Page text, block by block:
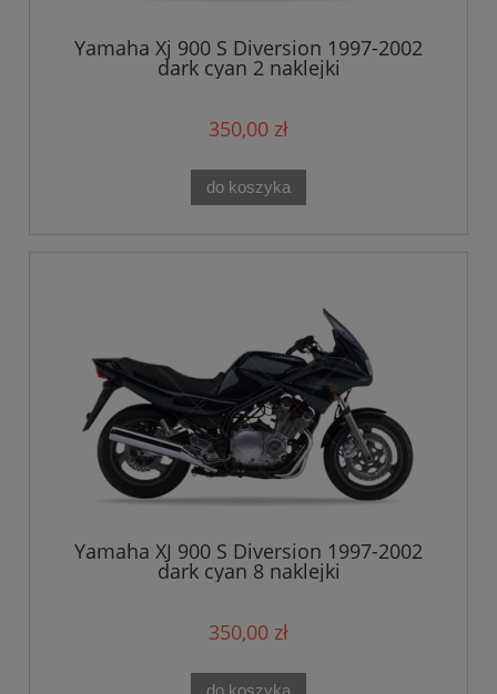
Yamaha Xj 900 S Diversion 1997-2002
dark cyan 2 naklejki
350,00 zł
do koszyka
Yamaha XJ 900 S Diversion 1997-2002
dark cyan 8 naklejki
350,00 zł